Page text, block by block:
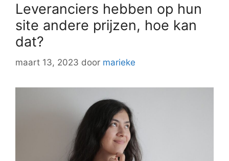
Leveranciers hebben op hun
site andere prijzen, hoe kan
dat?
maart 13, 2023 door marieke